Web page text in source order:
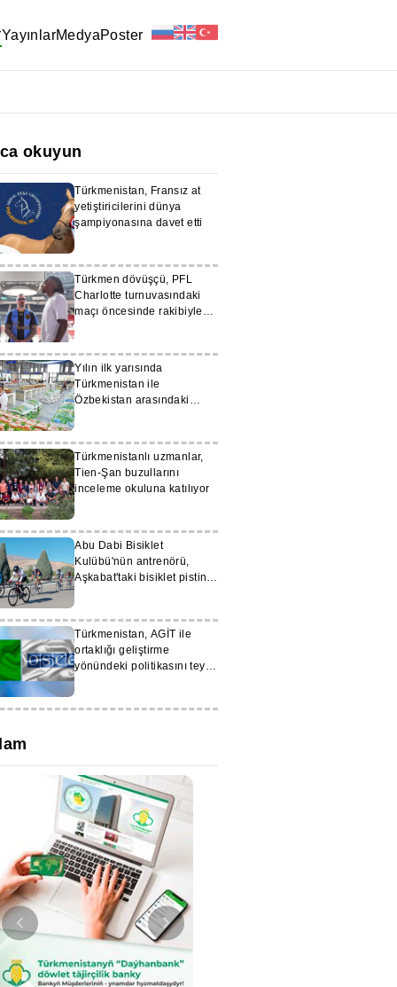
YayınlarMedyaPoster
okuyun
Türkmenistan, Fransız at
yetiştiricilerini dünya
şampiyonasına davet etti
Türkmen dövüşçü, PFL
Charlotte turnuvasındaki
maçı öncesinde rakibiyle
Yılın ilk yarısında
Türkmenistan ile
Özbekistan arasındaki
Türkmenistanlı uzmanlar,
Tien-Şan buzullarını
inceleme okuluna katılıyor
Abu Dabi Bisiklet
Kulübü'nün antrenörü,
Aşkabat'taki bisiklet pistini
Türkmenistan, AGİT ile
ortaklığı geliştirme
yönündeki politikasını teyit